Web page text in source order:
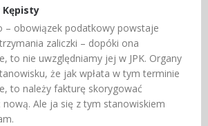
Kępisty
– obowiązek podatkowy powstaje
zaliczki – dopóki ona
to nie uwzględniamy jej w JPK. Organy
że jak wpłata w tym terminie
to należy fakturę skorygować
nową. Ale ja się z tym stanowiskiem